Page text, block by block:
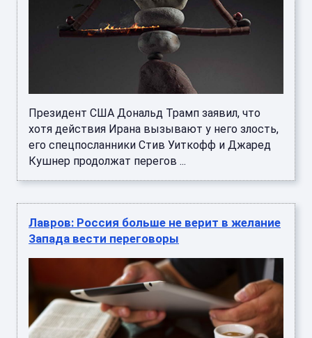
Президент США Дональд Трамп заявил, что
хотя действия Ирана вызывают у него злость,
его спецпосланники Стив Уиткофф и Джаред
Кушнер продолжат перегов ...
Лавров: Россия больше не верит в желание
Запада вести переговоры